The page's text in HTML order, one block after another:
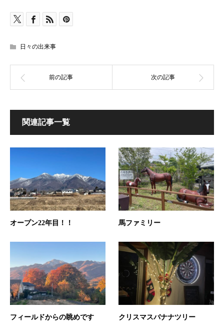
日々の出来事
関連記事一覧
オープン22年目！！ 馬ファミリー
フィールドからの眺めです クリスマスバナナツリー